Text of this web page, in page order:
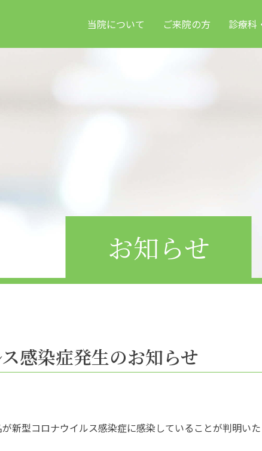
当院について ご来院の方 診療科
お知らせ
感染症発生のお知らせ
新型コロナウイルス感染症に感染していることが判明いた